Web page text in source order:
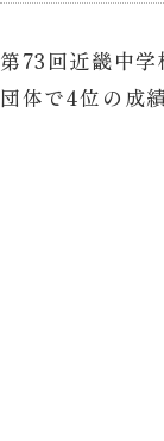
第73回近畿中学
団体で4位の成